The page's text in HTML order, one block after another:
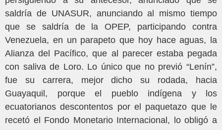
saldría de UNASUR, anunciando al mismo tiempo
que se saldría de la OPEP, participando contra
Venezuela, en un parapeto que hoy hace aguas, la
Alianza del Pacífico, que al parecer estaba pegada
con saliva de Loro. Lo único que no previó “Lenín”,
fue su carrera, mejor dicho su rodada, hacia
Guayaquil, porque el pueblo indígena y los
ecuatorianos descontentos por el paquetazo que le
recetó el Fondo Monetario Internacional, lo obligó a